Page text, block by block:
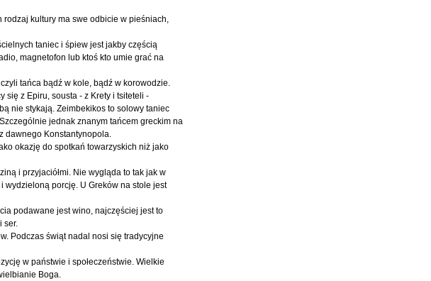
rodzaj kultury ma swe odbicie w pieśniach,
taniec i śpiew jest jakby częścią
magnetofon lub ktoś kto umie grać na
tańca bądź w kole, bądź w korowodzie.
się z Epiru, sousta - z Krety i tsiteteli -
nie stykają. Zeimbekikos to solowy taniec
jednak znanym tańcem greckim na
dawnego Konstantynopola.
okazję do spotkań towarzyskich niż jako
i przyjaciółmi. Nie wygląda to tak jak w
wydzieloną porcję. U Greków na stole jest
podawane jest wino, najczęściej jest to
ser.
Podczas świąt nadal nosi się tradycyjne
w państwie i społeczeństwie. Wielkie
Boga.